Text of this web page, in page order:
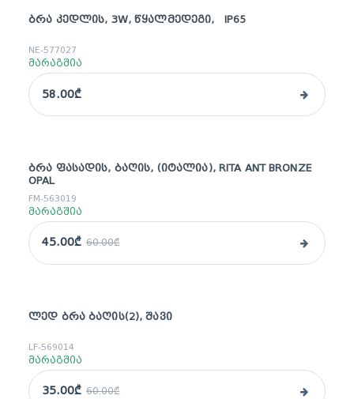
ᲑᲠᲐ ᲙᲔᲓᲚᲘᲡ, 3W, ᲬᲧᲐᲚᲛᲔᲓᲔᲒᲘ, IP65
NE-577027
მარაგშია
58.00₾
sale
ᲑᲠᲐ ᲤᲐᲡᲐᲓᲘᲡ, ᲑᲐᲦᲘᲡ, (ᲘᲢᲐᲚᲘᲐ), RITA ANT BRONZE
OPAL
FM-563019
მარაგშია
45.00₾ 60.00₾
sale
ᲚᲔᲓ ᲑᲠᲐ ᲑᲐᲦᲘᲡ(2), ᲨᲐᲕᲘ
LF-569014
მარაგშია
35.00₾ 60.00₾